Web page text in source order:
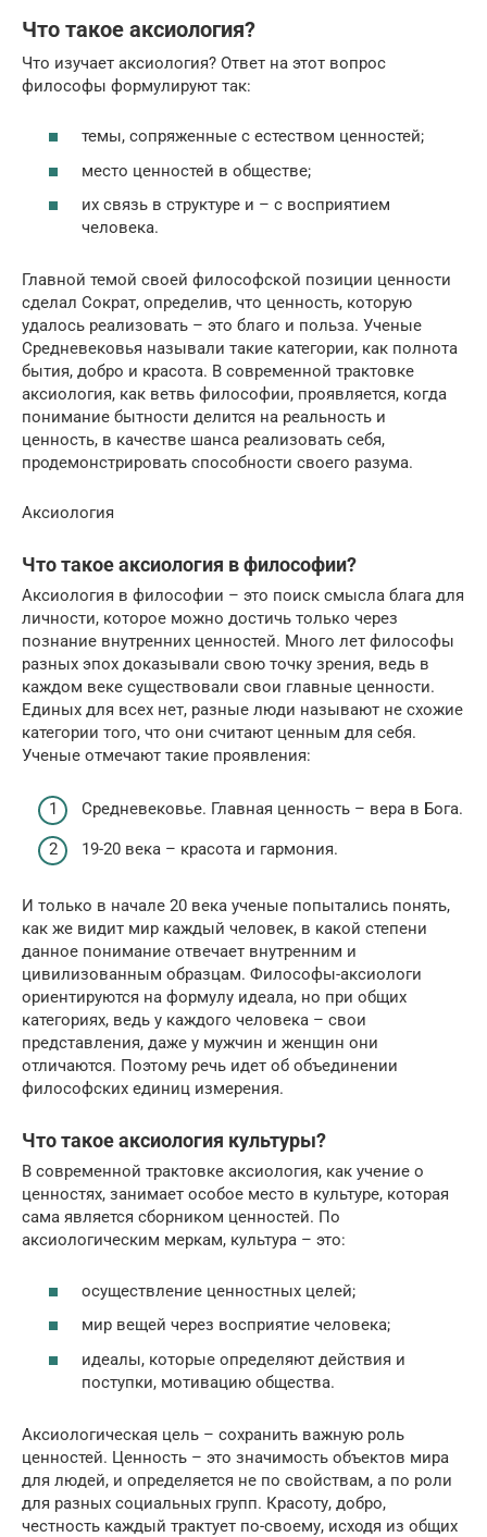
Что такое аксиология?
Что изучает аксиология? Ответ на этот вопрос
философы формулируют так:
темы, сопряженные с естеством ценностей;
место ценностей в обществе;
их связь в структуре и – с восприятием
человека.
Главной темой своей философской позиции ценности
сделал Сократ, определив, что ценность, которую
удалось реализовать – это благо и польза. Ученые
Средневековья называли такие категории, как полнота
бытия, добро и красота. В современной трактовке
аксиология, как ветвь философии, проявляется, когда
понимание бытности делится на реальность и
ценность, в качестве шанса реализовать себя,
продемонстрировать способности своего разума.
Аксиология
Что такое аксиология в философии?
Аксиология в философии – это поиск смысла блага для
личности, которое можно достичь только через
познание внутренних ценностей. Много лет философы
разных эпох доказывали свою точку зрения, ведь в
каждом веке существовали свои главные ценности.
Единых для всех нет, разные люди называют не схожие
категории того, что они считают ценным для себя.
Ученые отмечают такие проявления:
Средневековье. Главная ценность – вера в Бога.
19-20 века – красота и гармония.
И только в начале 20 века ученые попытались понять,
как же видит мир каждый человек, в какой степени
данное понимание отвечает внутренним и
цивилизованным образцам. Философы-аксиологи
ориентируются на формулу идеала, но при общих
категориях, ведь у каждого человека – свои
представления, даже у мужчин и женщин они
отличаются. Поэтому речь идет об объединении
философских единиц измерения.
Что такое аксиология культуры?
В современной трактовке аксиология, как учение о
ценностях, занимает особое место в культуре, которая
сама является сборником ценностей. По
аксиологическим меркам, культура – это:
осуществление ценностных целей;
мир вещей через восприятие человека;
идеалы, которые определяют действия и
поступки, мотивацию общества.
Аксиологическая цель – сохранить важную роль
ценностей. Ценность – это значимость объектов мира
для людей, и определяется не по свойствам, а по роли
для разных социальных групп. Красоту, добро,
честность каждый трактует по-своему, исходя из общих